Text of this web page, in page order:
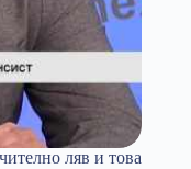
ляв и това